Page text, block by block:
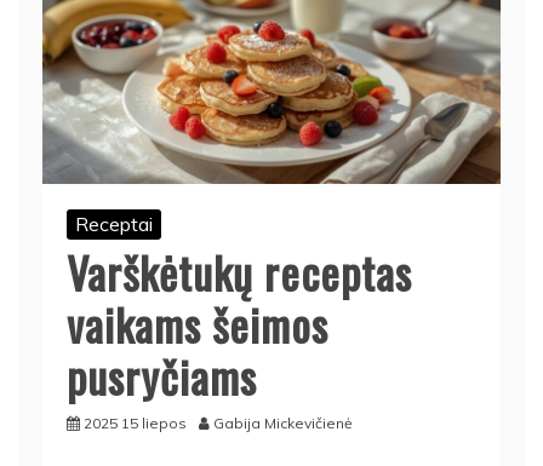
Receptai
Varškėtukų receptas
vaikams šeimos
pusryčiams
2025 15 liepos Gabija Mickevičienė